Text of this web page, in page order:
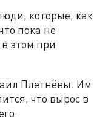
которые, как
пока не
этом при
Плетнёвы. Им
что вырос в